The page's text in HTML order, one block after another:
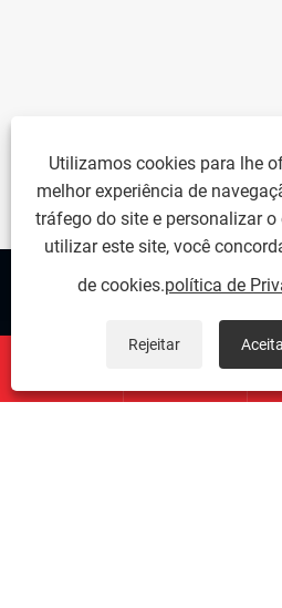
Sobre nós
Contate-nos
Utilizamos cookies para lhe
melhor experiência de
tráfego do site e personalizar o
utilizar este site, você
de cookies.política de
Rejeitar